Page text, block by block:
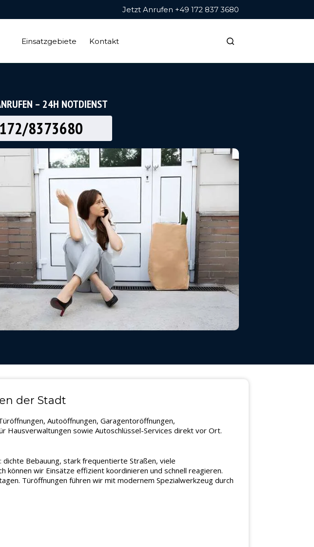
Jetzt Anrufen +49 172 837 3680
Einsatzgebiete Kontakt
– 24H NOTDIENST
8373680
der Stadt
Autoöffnungen, Garagentoröffnungen,
Hausverwaltungen sowie Autoschlüssel-Services direkt vor Ort.
Bebauung, stark frequentierte Straßen, viele
können wir Einsätze effizient koordinieren und schnell reagieren.
Türöffnungen führen wir mit modernem Spezialwerkzeug durch